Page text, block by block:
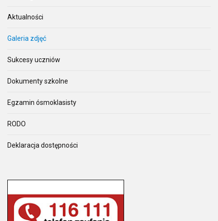
Aktualności
Galeria zdjęć
Sukcesy uczniów
Dokumenty szkolne
Egzamin ósmoklasisty
RODO
Deklaracja dostępności